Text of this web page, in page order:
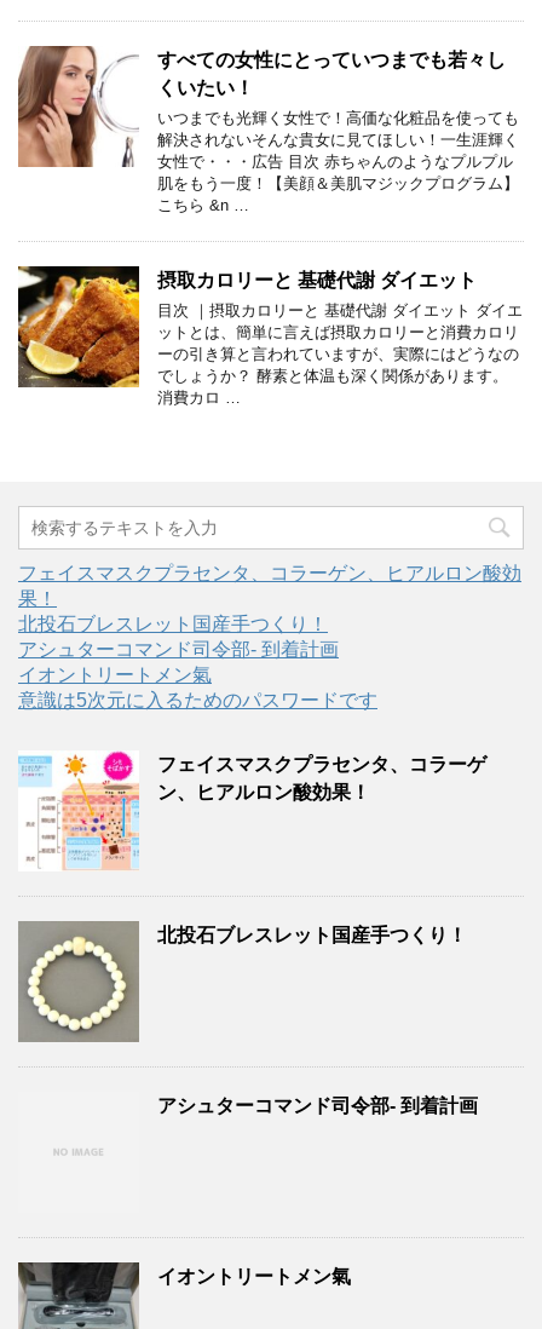
すべての女性にとっていつまでも若々し
くいたい！
いつまでも光輝く女性で！高価な化粧品を使っても
解決されないそんな貴女に見てほしい！一生涯輝く
女性で・・・広告 目次 赤ちゃんのようなプルプル
肌をもう一度！【美顔＆美肌マジックプログラム】
こちら &n …
摂取カロリーと 基礎代謝 ダイエット
目次 ｜摂取カロリーと 基礎代謝 ダイエット ダイエ
ットとは、簡単に言えば摂取カロリーと消費カロリ
ーの引き算と言われていますが、実際にはどうなの
でしょうか？ 酵素と体温も深く関係があります。
消費カロ …
フェイスマスクプラセンタ、コラーゲン、ヒアルロン酸効
果！
北投石ブレスレット国産手つくり！
アシュターコマンド司令部- 到着計画
イオントリートメン氣
意識は5次元に入るためのパスワードです
フェイスマスクプラセンタ、コラーゲ
ン、ヒアルロン酸効果！
北投石ブレスレット国産手つくり！
アシュターコマンド司令部- 到着計画
イオントリートメン氣